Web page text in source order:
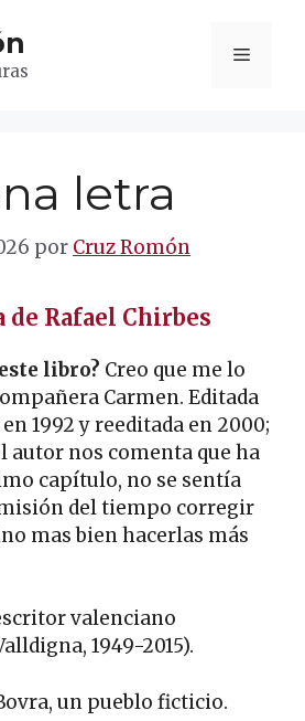
Menú
letra
por Cruz Romón
de Rafael Chirbes
libro? Creo que me lo
Carmen. Editada
1992 y reeditada en 2000;
autor nos comenta que ha
capítulo, no se sentía
misión del tiempo corregir
mas bien hacerlas más
valenciano
1949-2015).
un pueblo ficticio.